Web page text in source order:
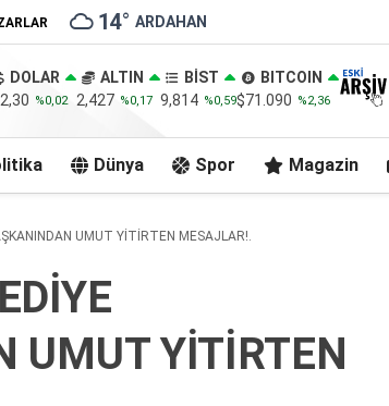
14° ARDAHAN
DOLAR
%0,02
ALTIN
2,427 %0,17
BİST
9,814 %0,59
BITCOIN
$71.090 %2,36
Dünya Spor Magazin
UMUT YİTİRTEN MESAJLAR!.
UMUT YİTİRTEN